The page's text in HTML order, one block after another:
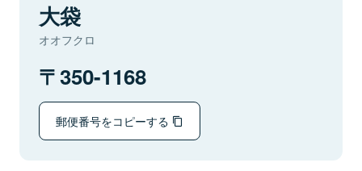
大袋
オオフクロ
350-1168
郵便番号をコピーする